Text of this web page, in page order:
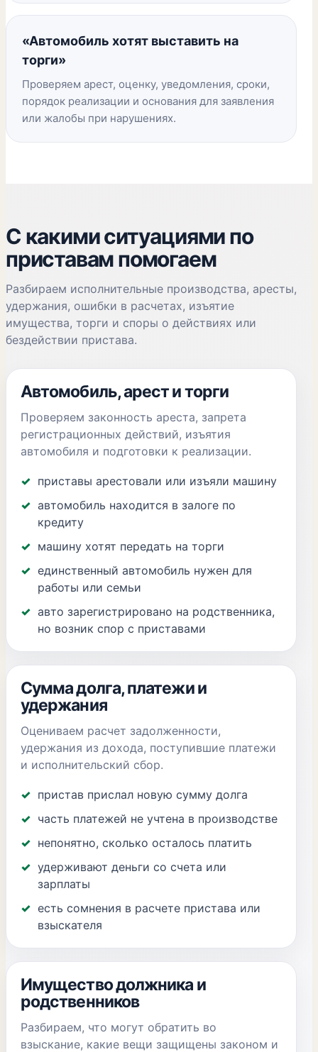
«Автомобиль хотят выставить на
торги»
Проверяем арест, оценку, уведомления, сроки,
порядок реализации и основания для заявления
или жалобы при нарушениях.
С какими ситуациями по
приставам помогаем
Разбираем исполнительные производства, аресты,
удержания, ошибки в расчетах, изъятие
имущества, торги и споры о действиях или
бездействии пристава.
Автомобиль, арест и торги
Проверяем законность ареста, запрета
регистрационных действий, изъятия
автомобиля и подготовки к реализации.
приставы арестовали или изъяли машину
автомобиль находится в залоге по
кредиту
машину хотят передать на торги
единственный автомобиль нужен для
работы или семьи
авто зарегистрировано на родственника,
но возник спор с приставами
Сумма долга, платежи и
удержания
Оцениваем расчет задолженности,
удержания из дохода, поступившие платежи
и исполнительский сбор.
пристав прислал новую сумму долга
часть платежей не учтена в производстве
непонятно, сколько осталось платить
удерживают деньги со счета или
зарплаты
есть сомнения в расчете пристава или
взыскателя
Имущество должника и
родственников
Разбираем, что могут обратить во
взыскание, какие вещи защищены законом и